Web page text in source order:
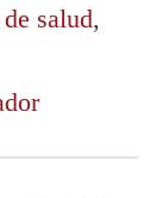
salud,